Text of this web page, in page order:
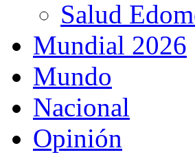
Salud
Mundial 2026
Mundo
Nacional
Opinión